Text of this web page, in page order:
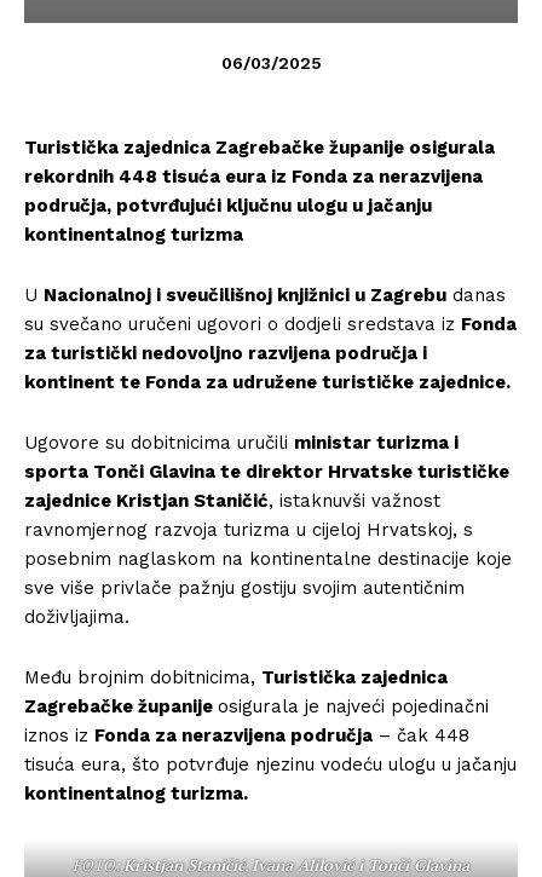
06/03/2025
Turistička zajednica Zagrebačke županije osigurala
rekordnih 448 tisuća eura iz Fonda za nerazvijena
područja, potvrđujući ključnu ulogu u jačanju
kontinentalnog turizma
U Nacionalnoj i sveučilišnoj knjižnici u Zagrebu danas
su svečano uručeni ugovori o dodjeli sredstava iz Fonda
za turistički nedovoljno razvijena područja i
kontinent te Fonda za udružene turističke zajednice.
Ugovore su dobitnicima uručili ministar turizma i
sporta Tonči Glavina te direktor Hrvatske turističke
zajednice Kristjan Staničić, istaknuvši važnost
ravnomjernog razvoja turizma u cijeloj Hrvatskoj, s
posebnim naglaskom na kontinentalne destinacije koje
sve više privlače pažnju gostiju svojim autentičnim
doživljajima.
Među brojnim dobitnicima, Turistička zajednica
Zagrebačke županije osigurala je najveći pojedinačni
iznos iz Fonda za nerazvijena područja – čak 448
tisuća eura, što potvrđuje njezinu vodeću ulogu u jačanju
kontinentalnog turizma.
FOTO:Kristjan Staničić,Ivana Alilović i Tonči Glavina